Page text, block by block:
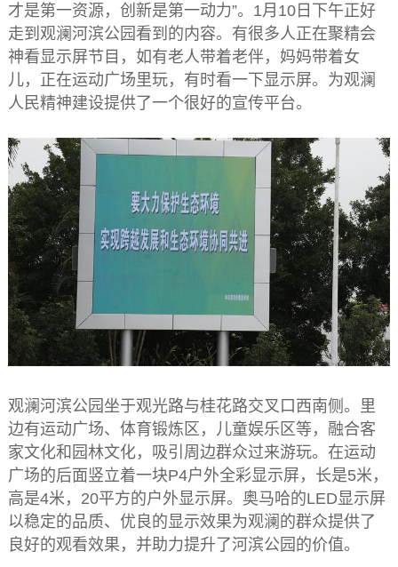
才是第一资源，创新是第一动力”。1月10日下午正好
走到观澜河滨公园看到的内容。有很多人正在聚精会
神看显示屏节目，如有老人带着老伴，妈妈带着女
儿，正在运动广场里玩，有时看一下显示屏。为观澜
人民精神建设提供了一个很好的宣传平台。
观澜河滨公园坐于观光路与桂花路交叉口西南侧。里
边有运动广场、体育锻炼区，儿童娱乐区等，融合客
家文化和园林文化，吸引周边群众过来游玩。在运动
广场的后面竖立着一块P4户外全彩显示屏，长是5米，
高是4米，20平方的户外显示屏。奥马哈的LED显示屏
以稳定的品质、优良的显示效果为观澜的群众提供了
良好的观看效果，并助力提升了河滨公园的价值。